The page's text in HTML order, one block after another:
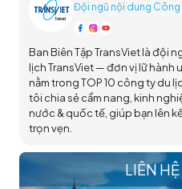
Đội ngũ nội dung Công
Ban Biên Tập TransViet là đội
lịch TransViet — đơn vị lữ hành
nằm trong TOP 10 công ty du
tôi chia sẻ cẩm nang, kinh
nước & quốc tế, giúp bạn lên
trọn vẹn.
LIÊN